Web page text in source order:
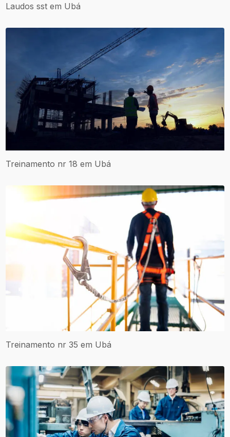
Laudos sst​ em Ubá
Treinamento nr 18 em Ubá
Treinamento nr 35 em Ubá